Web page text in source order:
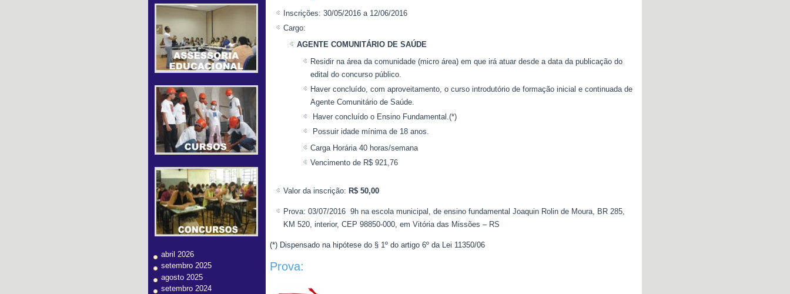
abril 2026
setembro 2025
agosto 2025
setembro 2024
Inscrições: 30/05/2016 a 12/06/2016
Cargo:
AGENTE COMUNITÁRIO DE SAÚDE
Residir na área da comunidade (micro área) em que irá atuar desde a data da publicação do
edital do concurso público.
Haver concluído, com aproveitamento, o curso introdutório de formação inicial e continuada de
Agente Comunitário de Saúde.
Haver concluído o Ensino Fundamental.(*)
Possuir idade mínima de 18 anos.
Carga Horária 40 horas/semana
Vencimento de R$ 921,76
Valor da inscrição: R$ 50,00
Prova: 03/07/2016 9h na escola municipal, de ensino fundamental Joaquin Rolin de Moura, BR 285,
KM 520, interior, CEP 98850-000, em Vitória das Missões – RS
(*) Dispensado na hipótese do § 1º do artigo 6º da Lei 11350/06
Prova: